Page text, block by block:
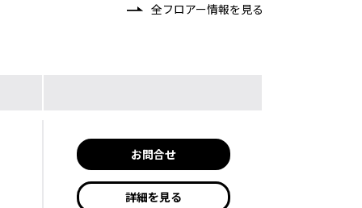
全フロアー情報を見る
お問合せ
詳細を見る